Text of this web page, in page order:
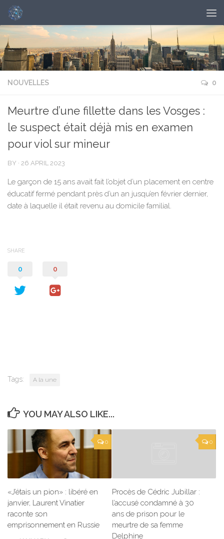
NOUVELLES 0
Meurtre d’une fillette dans les Vosges :
le suspect était déjà mis en examen
pour viol sur mineur
BY · 26 APRIL 2023
Le garçon de 15 ans avait fait l’objet d’un placement en centre
éducatif fermé pendant près d’un an jusqu’en février dernier,
date à laquelle il était revenu au domicile familial.
SHARE
0 0
Tags: A la une
YOU MAY ALSO LIKE...
0
«J’étais un pion» : libéré en
janvier, Laurent Vinatier
raconte son
emprisonnement en Russie
0
Procès de Cédric Jubillar :
l’accusé condamné à 30
ans de prison pour le
meurtre de sa femme
Delphine